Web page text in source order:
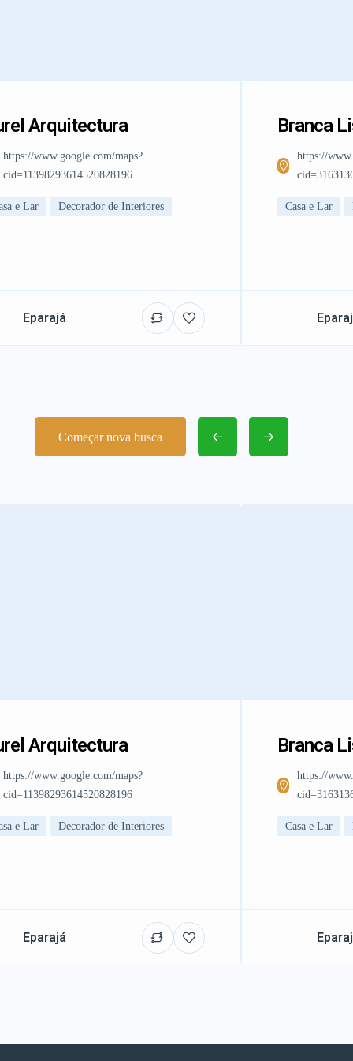
Arquitectura
https://www.google.com/maps?
cid=11398293614520828196
e Lar Decorador de Interiores
Eparajá
Branca
https://
Casa e Lar
Começar nova busca
Arquitectura
https://www.google.com/maps?
cid=11398293614520828196
e Lar Decorador de Interiores
Eparajá
Branca
https://
Casa e Lar